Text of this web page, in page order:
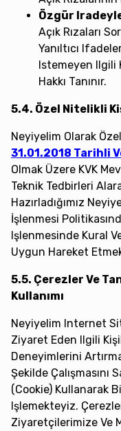
Özgür
Açık Rızaları
Yanıltıcı
Istemeyen
Hakkı Tanınır.
5.4. Özel Nitelikli
Neyiyelim Olarak
31.01.2018 Tarihli
Olmak Üzere KVK
Teknik Tedbirleri
Hazırladığımız
İşlenmesi
Işlenmesinde Kural
Uygun Hareket
5.5. Çerezler Ve
Kullanımı
Neyiyelim Internet
Ziyaret Eden Ilgili
Deneyimlerini
Şekilde Çalışmasını
(cookie) Kullanarak
Işlemekteyiz.
Ziyaretçilerimize Ve